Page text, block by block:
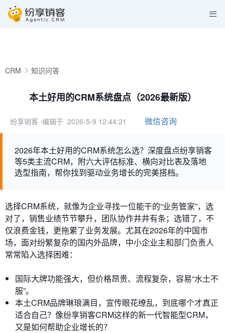
CRM 知识问答
本土好用的CRM系统盘点（2026最新版）
纷享销客 ⋅编辑于 2026-5-9 12:44:21 微信咨询
2026年本土好用的CRM系统怎么选？深度盘点纷享销客
等5类主流CRM，附六大评估标准、横向对比表及落地
选型指南，帮你找到驱动业务增长的完美搭档。
选择CRM系统，就像为企业寻找一位能干的“业务管家”，选
对了，销售业绩节节攀升，团队协作井井有条；选错了，不
仅浪费金钱，更拖累了业务发展。尤其在2026年的中国市
场，面对纷繁复杂的国内外品牌，中小企业主和部门负责人
常常陷入选择困难：
国际大牌功能强大，但价格昂贵、流程复杂，容易“水土不
服”。
本土CRM品牌琳琅满目，宣传眼花缭乱，到底哪个才真正
适合自己？像纷享销客CRM这样的新一代智能型CRM，
又是如何帮助企业增长的？